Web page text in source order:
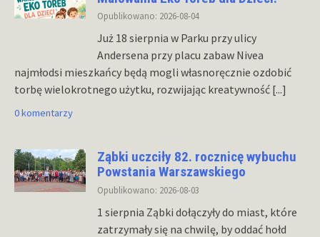
Opublikowano: 2026-08-04
Już 18 sierpnia w Parku przy ulicy
Andersena przy placu zabaw Nivea
najmłodsi mieszkańcy będą mogli własnoręcznie ozdobić
torbę wielokrotnego użytku, rozwijając kreatywność [...]
0 komentarzy
Ząbki uczciły 82. rocznicę wybuchu
Powstania Warszawskiego
Opublikowano: 2026-08-03
1 sierpnia Ząbki dołączyły do miast, które
zatrzymały się na chwilę, by oddać hołd